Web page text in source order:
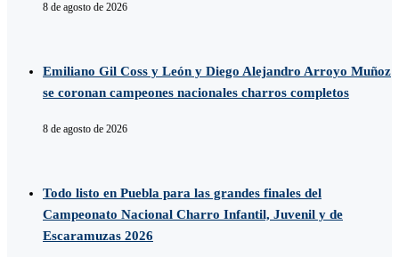
8 de agosto de 2026
Emiliano Gil Coss y León y Diego Alejandro Arroyo Muñoz
se coronan campeones nacionales charros completos
8 de agosto de 2026
Todo listo en Puebla para las grandes finales del
Campeonato Nacional Charro Infantil, Juvenil y de
Escaramuzas 2026